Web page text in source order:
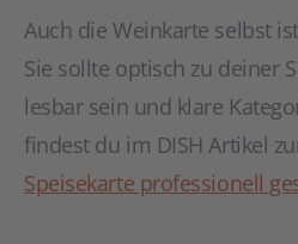
Auch die Weinkarte selbst
Sie sollte optisch zu deiner
lesbar sein und klare
findest du im DISH Artikel
Speisekarte professionell